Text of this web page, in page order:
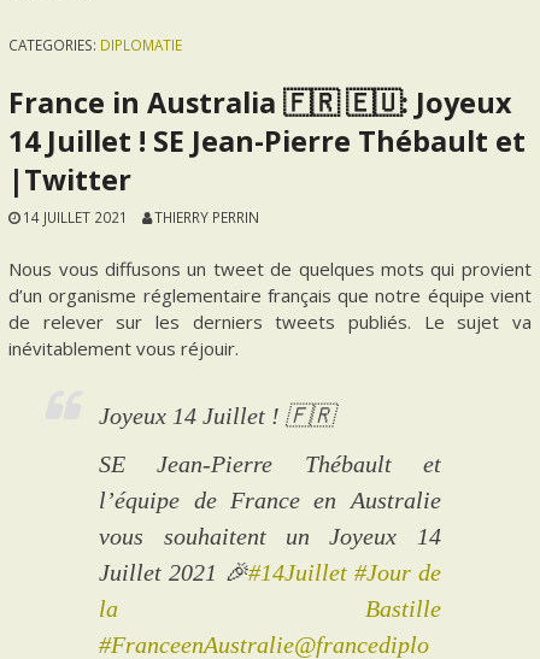
CATEGORIES: DIPLOMATIE
France in Australia 🇫🇷 🇪🇺: Joyeux
14 Juillet ! SE Jean-Pierre Thébault et
|Twitter
14 JUILLET 2021 THIERRY PERRIN
Nous vous diffusons un tweet de quelques mots qui provient
d’un organisme réglementaire français que notre équipe vient
de relever sur les derniers tweets publiés. Le sujet va
inévitablement vous réjouir.
Joyeux 14 Juillet ! 🇫🇷
SE Jean-Pierre Thébault et
l’équipe de France en Australie
vous souhaitent un Joyeux 14
Juillet 2021 🎉#14Juillet #Jour de
la Bastille
#FranceenAustralie@francediplo